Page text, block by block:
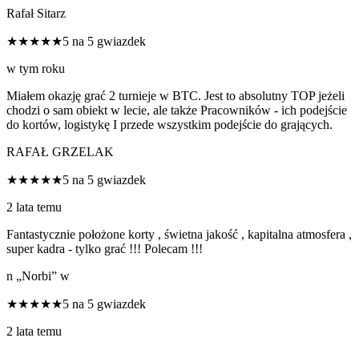
Rafał Sitarz
★★★★★5 na 5 gwiazdek
w tym roku
Miałem okazję grać 2 turnieje w BTC. Jest to absolutny TOP jeżeli
chodzi o sam obiekt w lecie, ale także Pracowników - ich podejście
do kortów, logistykę I przede wszystkim podejście do grających.
RAFAŁ GRZELAK
★★★★★5 na 5 gwiazdek
2 lata temu
Fantastycznie położone korty , świetna jakość , kapitalna atmosfera ,
super kadra - tylko grać !!! Polecam !!!
n „Norbi” w
★★★★★5 na 5 gwiazdek
2 lata temu